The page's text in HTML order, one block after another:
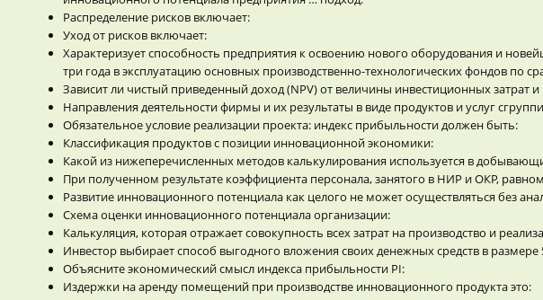
Распределение рисков включает:
Уход от рисков включает:
Характеризует способность предприятия к освоению нового оборудования и
три года в эксплуатацию основных производственно-технологических фондов по
Зависит ли чистый приведенный доход (NPV) от величины инвестиционных затрат и
Направления деятельности фирмы и их результаты в виде продуктов и услуг
Обязательное условие реализации проекта: индекс прибыльности должен быть:
Классификация продуктов с позиции инновационной экономики:
Какой из нижеперечисленных методов калькулирования используется в
При полученном результате коэффициента персонала, занятого в НИР и ОКР,
Развитие инновационного потенциала как целого не может осуществляться без
Схема оценки инновационного потенциала организации:
Калькуляция, которая отражает совокупность всех затрат на производство и
Инвестор выбирает способ выгодного вложения своих денежных средств в
Объясните экономический смысл индекса прибыльности PI:
Издержки на аренду помещений при производстве инновационного продукта это: